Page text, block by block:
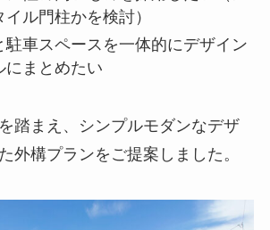
ル門柱かを検討）
駐車スペースを一体的にデザイン
にまとめたい
踏まえ、シンプルモダンなデザ
外構プランをご提案しました。